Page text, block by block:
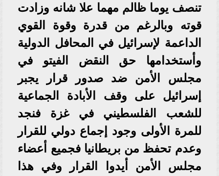
تنصف يوما ظالم مهما علا شانه وزادت
قوته وبالرغم من قدرة وقوة القوي
الداعمة لإسرائيل في المحافل الدولية
وأستخدامها حق النقض الفيتو في
مجلس الأمن ضد صدور قرار يجبر
إسرائيل على وقف الأبادة الجماعية
للشعب الفلسطيني في غزة فنجد
للمرة الأولى وجود إجماع دولي للقرار
وعدم تحفظ من بريطانيا فجميع أعضاء
مجلس الأمن أيدوا القرار وفي هذا